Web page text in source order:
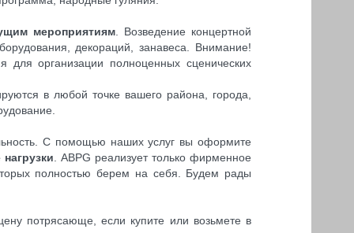
мероприятиям. Возведение концертной
декораций, занавеса. Внимание!
организации полноценных сценических
в любой точке вашего района, города,
С помощью наших услуг вы оформите
. ABPG реализует только фирменное
полностью берем на себя. Будем рады
потрясающе, если купите или возьмете в